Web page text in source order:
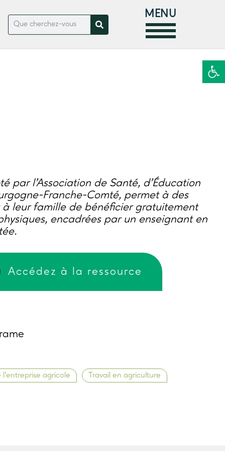
Ouvrir
MENU
par l’Association de Santé, d’Éducation
Franche-Comté, permet à des
leur famille de bénéficier gratuitement
encadrées par un enseignant en
Accédez à la ressource
l’entreprise agricole Travail en agriculture